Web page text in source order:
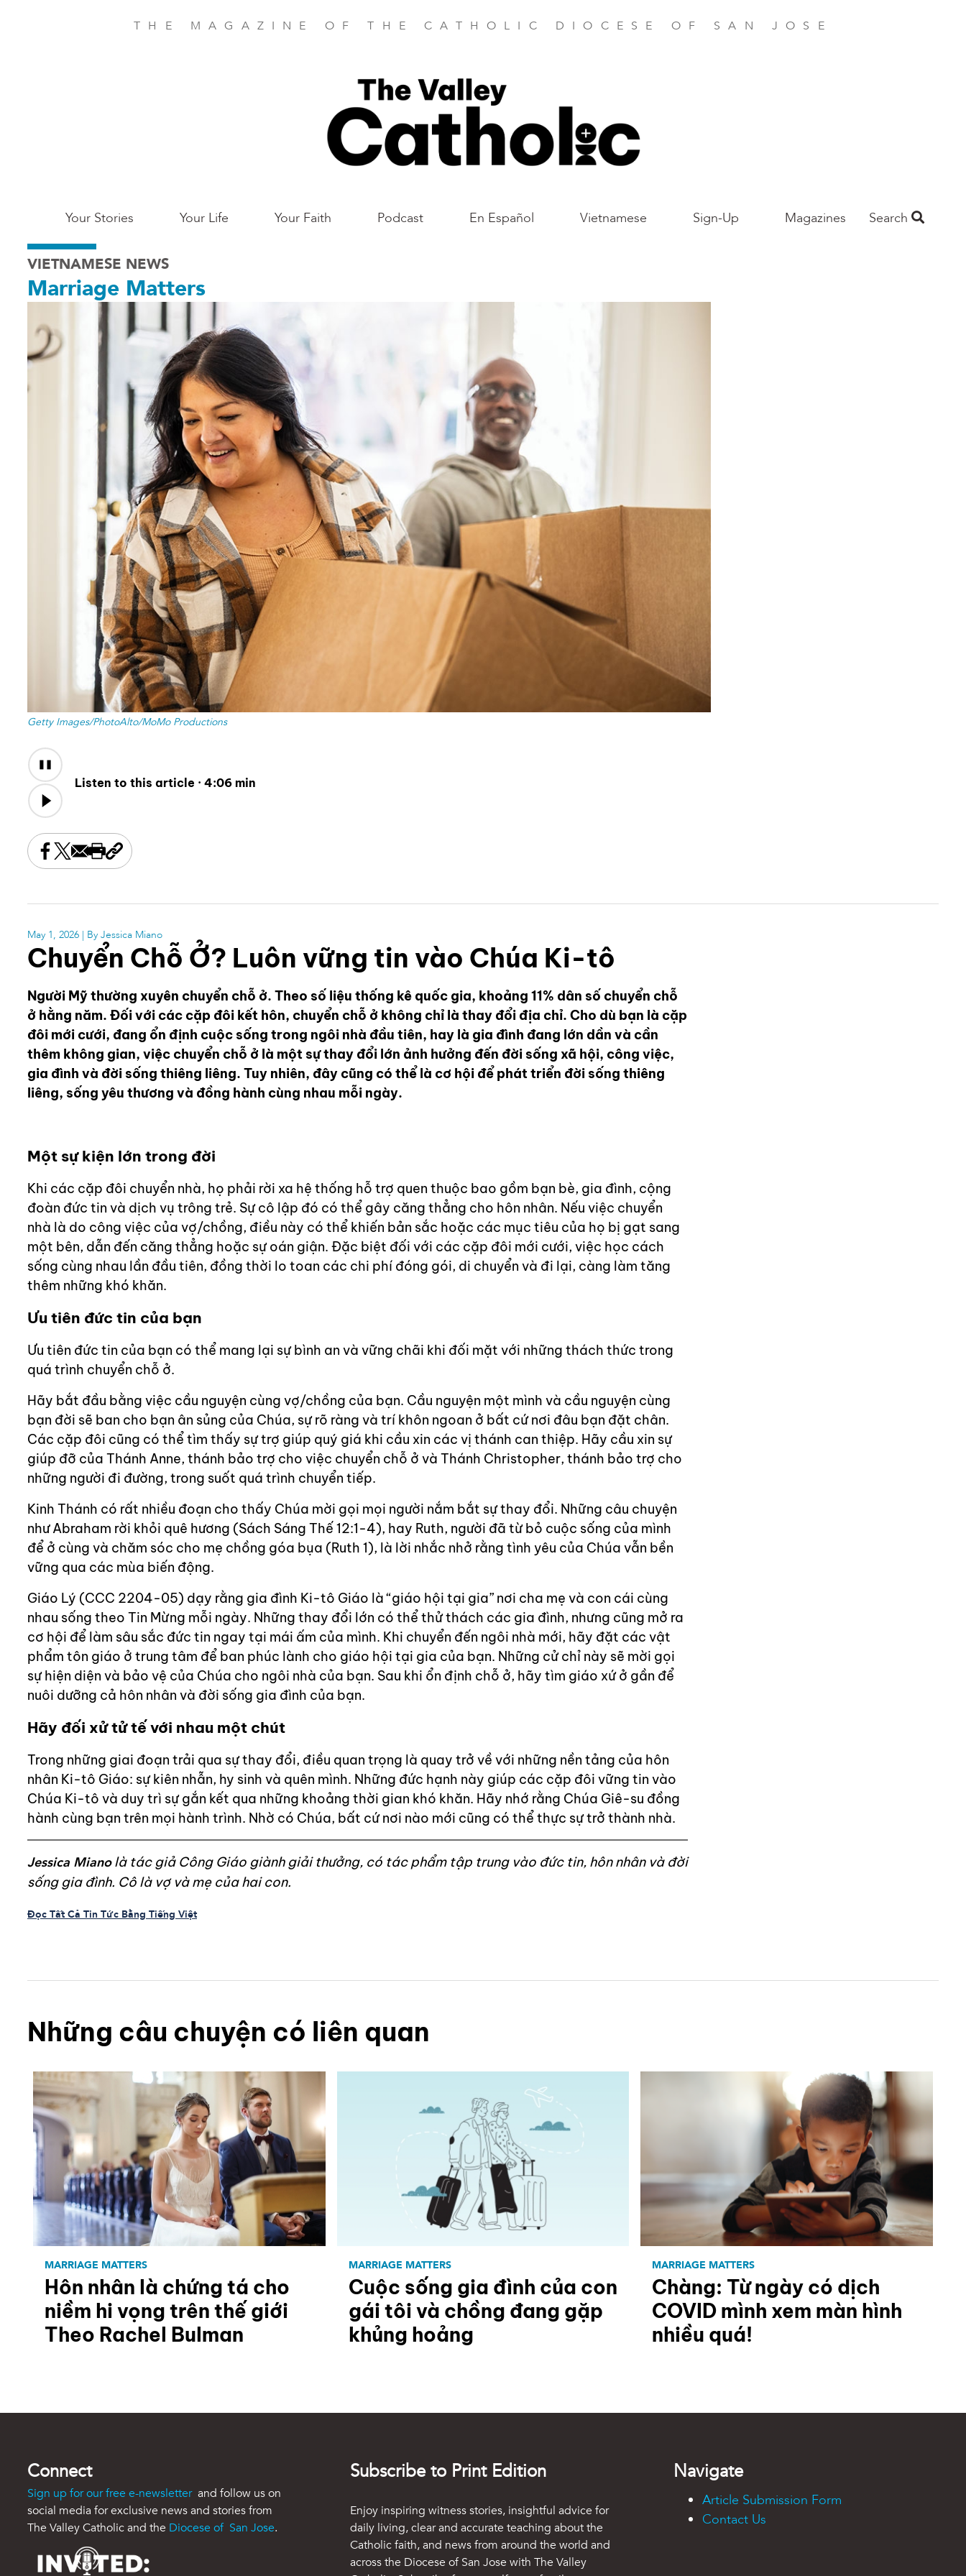
THE MAGAZINE OF THE CATHOLIC DIOCESE OF SAN JOSE
Main
San
Jose
Your Stories Your Life Your Faith Podcast En Español Vietnamese Sign-Up Magazines Search
VIETNAMESE NEWS
Marriage Matters
Getty Images/PhotoAlto/MoMo Productions
Audio
Content
Listen to this article · 4:06 min
Share this on Facebook
Share this on X
Share this by email
Print this page
Copy the page address
May 1, 2026 | By Jessica Miano
Chuyển Chỗ Ở? Luôn vững tin vào Chúa Ki-tô
Người Mỹ thường xuyên chuyển chỗ ở. Theo số liệu thống kê quốc gia, khoảng 11% dân số chuyển chỗ
ở hằng năm. Đối với các cặp đôi kết hôn, chuyển chỗ ở không chỉ là thay đổi địa chỉ. Cho dù bạn là cặp
đôi mới cưới, đang ổn định cuộc sống trong ngôi nhà đầu tiên, hay là gia đình đang lớn dần và cần
thêm không gian, việc chuyển chỗ ở là một sự thay đổi lớn ảnh hưởng đến đời sống xã hội, công việc,
gia đình và đời sống thiêng liêng. Tuy nhiên, đây cũng có thể là cơ hội để phát triển đời sống thiêng
liêng, sống yêu thương và đồng hành cùng nhau mỗi ngày.
Một sự kiện lớn trong đời
Khi các cặp đôi chuyển nhà, họ phải rời xa hệ thống hỗ trợ quen thuộc bao gồm bạn bè, gia đình, cộng
đoàn đức tin và dịch vụ trông trẻ. Sự cô lập đó có thể gây căng thẳng cho hôn nhân. Nếu việc chuyển
nhà là do công việc của vợ/chồng, điều này có thể khiến bản sắc hoặc các mục tiêu của họ bị gạt sang
một bên, dẫn đến căng thẳng hoặc sự oán giận. Đặc biệt đối với các cặp đôi mới cưới, việc học cách
sống cùng nhau lần đầu tiên, đồng thời lo toan các chi phí đóng gói, di chuyển và đi lại, càng làm tăng
thêm những khó khăn.
Ưu tiên đức tin của bạn
Ưu tiên đức tin của bạn có thể mang lại sự bình an và vững chãi khi đối mặt với những thách thức trong
quá trình chuyển chỗ ở.
Hãy bắt đầu bằng việc cầu nguyện cùng vợ/chồng của bạn. Cầu nguyện một mình và cầu nguyện cùng
bạn đời sẽ ban cho bạn ân sủng của Chúa, sự rõ ràng và trí khôn ngoan ở bất cứ nơi đâu bạn đặt chân.
Các cặp đôi cũng có thể tìm thấy sự trợ giúp quý giá khi cầu xin các vị thánh can thiệp. Hãy cầu xin sự
giúp đỡ của Thánh Anne, thánh bảo trợ cho việc chuyển chỗ ở và Thánh Christopher, thánh bảo trợ cho
những người đi đường, trong suốt quá trình chuyển tiếp.
Kinh Thánh có rất nhiều đoạn cho thấy Chúa mời gọi mọi người nắm bắt sự thay đổi. Những câu chuyện
như Abraham rời khỏi quê hương (Sách Sáng Thế 12:1-4), hay Ruth, người đã từ bỏ cuộc sống của mình
để ở cùng và chăm sóc cho mẹ chồng góa bụa (Ruth 1), là lời nhắc nhở rằng tình yêu của Chúa vẫn bền
vững qua các mùa biến động.
Giáo Lý (CCC 2204-05) dạy rằng gia đình Ki-tô Giáo là “giáo hội tại gia” nơi cha mẹ và con cái cùng
nhau sống theo Tin Mừng mỗi ngày. Những thay đổi lớn có thể thử thách các gia đình, nhưng cũng mở ra
cơ hội để làm sâu sắc đức tin ngay tại mái ấm của mình. Khi chuyển đến ngôi nhà mới, hãy đặt các vật
phẩm tôn giáo ở trung tâm để ban phúc lành cho giáo hội tại gia của bạn. Những cử chỉ này sẽ mời gọi
sự hiện diện và bảo vệ của Chúa cho ngôi nhà của bạn. Sau khi ổn định chỗ ở, hãy tìm giáo xứ ở gần để
nuôi dưỡng cả hôn nhân và đời sống gia đình của bạn.
Hãy đối xử tử tế với nhau một chút
Trong những giai đoạn trải qua sự thay đổi, điều quan trọng là quay trở về với những nền tảng của hôn
nhân Ki-tô Giáo: sự kiên nhẫn, hy sinh và quên mình. Những đức hạnh này giúp các cặp đôi vững tin vào
Chúa Ki-tô và duy trì sự gắn kết qua những khoảng thời gian khó khăn. Hãy nhớ rằng Chúa Giê-su đồng
hành cùng bạn trên mọi hành trình. Nhờ có Chúa, bất cứ nơi nào mới cũng có thể thực sự trở thành nhà.
Jessica Mianolà tác giả Công Giáo giành giải thưởng, có tác phẩm tập trung vào đức tin, hôn nhân và đời
sống gia đình. Cô là vợ và mẹ của hai con.
Đọc Tất Cả Tin Tức Bằng Tiếng Việt
Những câu chuyện có liên quan
MARRIAGE MATTERS
Hôn nhân là chứng tá cho
niềm hi vọng trên thế giới
Theo Rachel Bulman
MARRIAGE MATTERS
Cuộc sống gia đình của con
gái tôi và chồng đang gặp
khủng hoảng
MARRIAGE MATTERS
Chàng: Từ ngày có dịch
COVID mình xem màn hình
nhiều quá!
Connect
Sign up for our free e-newsletter and follow us on
social media for exclusive news and stories from
The Valley Catholic and the Diocese of San Jose.
Subscribe to Print Edition
Enjoy inspiring witness stories, insightful advice for
daily living, clear and accurate teaching about the
Catholic faith, and news from around the world and
across the Diocese of San Jose with The Valley
Navigate
Article Submission Form
Contact Us